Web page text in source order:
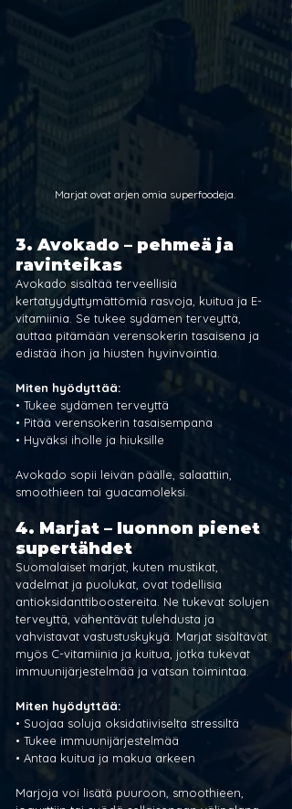
Marjat ovat arjen omia superfoodeja.
3. Avokado – pehmeä ja
ravinteikas
Avokado sisältää terveellisiä
kertatyydyttymättömiä rasvoja, kuitua ja E-
vitamiinia. Se tukee sydämen terveyttä,
auttaa pitämään verensokerin tasaisena ja
edistää ihon ja hiusten hyvinvointia.
Miten hyödyttää:
• Tukee sydämen terveyttä
• Pitää verensokerin tasaisempana
• Hyväksi iholle ja hiuksille
Avokado sopii leivän päälle, salaattiin,
smoothieen tai guacamoleksi.
4. Marjat – luonnon pienet
supertähdet
Suomalaiset marjat, kuten mustikat,
vadelmat ja puolukat, ovat todellisia
antioksidanttiboostereita. Ne tukevat solujen
terveyttä, vähentävät tulehdusta ja
vahvistavat vastustuskykyä. Marjat sisältävät
myös C-vitamiinia ja kuitua, jotka tukevat
immuunijärjestelmää ja vatsan toimintaa.
Miten hyödyttää:
• Suojaa soluja oksidatiiviselta stressiltä
• Tukee immuunijärjestelmää
• Antaa kuitua ja makua arkeen
Marjoja voi lisätä puuroon, smoothieen,